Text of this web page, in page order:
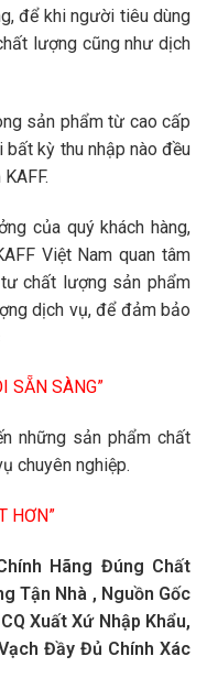
để khi người tiêu dùng
lượng cũng như dịch
sản phẩm từ cao cấp
kỳ thu nhập nào đều
của quý khách hàng,
Việt Nam quan tâm
chất lượng sản phẩm
dịch vụ, để đảm bảo
SẴN SÀNG”
những sản phẩm chất
chuyên nghiệp.
HƠN”
Hãng Đúng Chất
Tận Nhà , Nguồn Gốc
Xuất Xứ Nhập Khẩu,
Đầy Đủ Chính Xác